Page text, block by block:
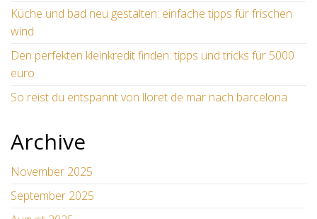
Küche und bad neu gestalten: einfache tipps für frischen
wind
Den perfekten kleinkredit finden: tipps und tricks für 5000
euro
So reist du entspannt von lloret de mar nach barcelona
Archive
November 2025
September 2025